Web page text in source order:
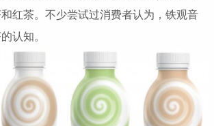
红茶。不少尝试过消费者认为，铁观音
认知。